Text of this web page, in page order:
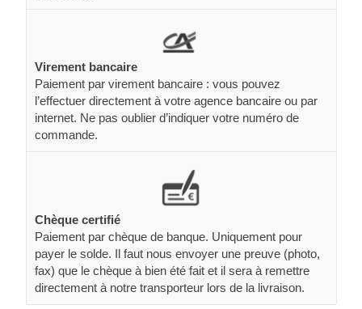
Virement bancaire
Paiement par virement bancaire : vous pouvez
l’effectuer directement à votre agence bancaire ou par
internet. Ne pas oublier d’indiquer votre numéro de
commande.
Chèque certifié
Paiement par chèque de banque. Uniquement pour
payer le solde. Il faut nous envoyer une preuve (photo,
fax) que le chèque à bien été fait et il sera à remettre
directement à notre transporteur lors de la livraison.